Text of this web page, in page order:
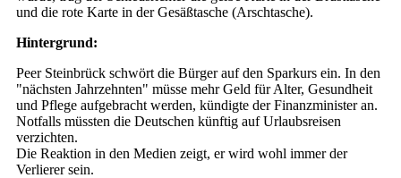
und die rote Karte in der Gesäßtasche (Arschtasche).
Hintergrund:
Peer Steinbrück schwört die Bürger auf den Sparkurs ein. In den
"nächsten Jahrzehnten" müsse mehr Geld für Alter, Gesundheit
und Pflege aufgebracht werden, kündigte der Finanzminister an.
Notfalls müssten die Deutschen künftig auf Urlaubsreisen
verzichten.
Die Reaktion in den Medien zeigt, er wird wohl immer der
Verlierer sein.